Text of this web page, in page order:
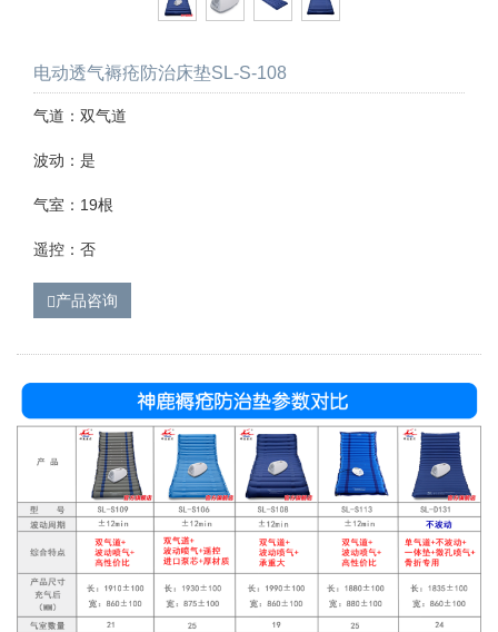
电动透气褥疮防治床垫SL-S-108
气道：双气道
波动：是
气室：19根
遥控：否
产品咨询